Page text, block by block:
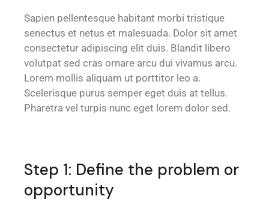
Sapien pellentesque habitant morbi tristique
senectus et netus et malesuada. Dolor sit amet
consectetur adipiscing elit duis. Blandit libero
volutpat sed cras ornare arcu dui vivamus arcu.
Lorem mollis aliquam ut porttitor leo a.
Scelerisque purus semper eget duis at tellus.
Pharetra vel turpis nunc eget lorem dolor sed.
Step 1: Define the problem or
opportunity